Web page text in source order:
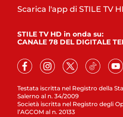
Testata iscritta nel Registro della
Salerno al n. 34/2009
Società iscritta nel Registro degli
l’AGCOM al n. 20133
Scarica l'app di STILE TV
STILE TV HD in onda su:
CANALE 78 DEL DIGITALE